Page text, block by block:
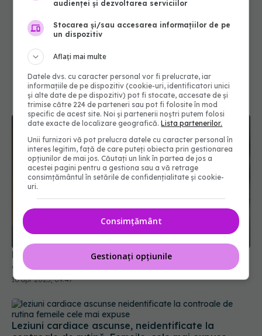
Diabetul legat de malnutriție, recunoscut oficial
drept diabet de tip 5
16 apr 2025, 09:47
Leziuni cardiace ascunse, neidentificate la
audienței și dezvoltarea serviciilor
Stocarea și/sau accesarea informațiilor de pe
un dispozitiv
Aflați mai multe
Datele dvs. cu caracter personal vor fi prelucrate, iar
informațiile de pe dispozitiv (cookie-uri, identificatori unici
și alte date de pe dispozitiv) pot fi stocate, accesate de și
trimise către 224 de parteneri sau pot fi folosite în mod
specific de acest site. Noi și partenerii noștri putem folosi
date exacte de localizare geografică.Lista partenerilor.
Unii furnizori vă pot prelucra datele cu caracter personal în
interes legitim, față de care puteți obiecta prin gestionarea
opțiunilor de mai jos. Căutați un link în partea de jos a
acestei pagini pentru a gestiona sau a vă retrage
consimțământul în setările de confidențialitate și cookie-
uri.
Consimțământ
Gestionați opțiunile